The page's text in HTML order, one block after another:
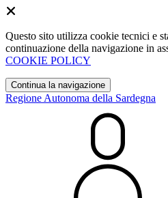
Questo sito utilizza cookie tecnici e
continuazione della navigazione in
COOKIE POLICY
Continua la navigazione
Regione Autonoma della Sardegna